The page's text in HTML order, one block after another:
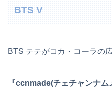
BTS V
BTS テテがコカ・コーラの
『ccnmade(チェチャンナム